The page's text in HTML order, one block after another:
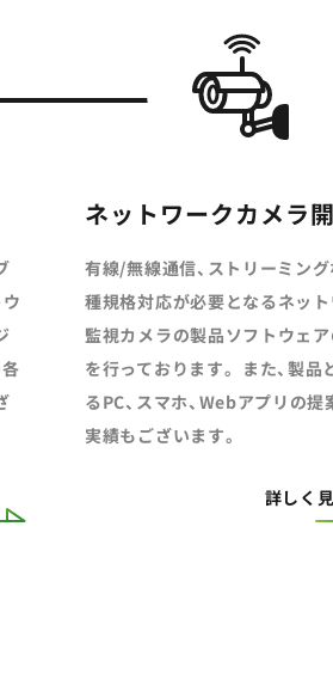
ネットワークカメラ
有線/無線通信、ストリーミン
種規格対応が必要となるネッ
監視カメラの製品ソフトウェ
を行っております。 また、製品
るPC、スマホ、Webアプリの
実績もございます。
詳しく